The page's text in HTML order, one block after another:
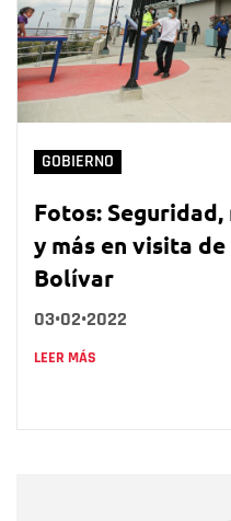
GOBIERNO
Fotos:
y más en visita
Bolívar
03•02•2022
LEER MÁS